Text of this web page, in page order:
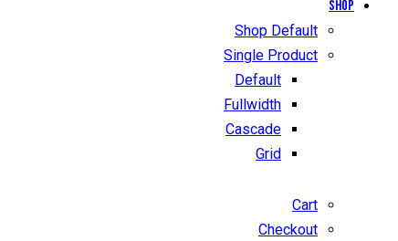
Shop
Shop Default
Single Product
Default
Fullwidth
Cascade
Grid
Cart
Checkout